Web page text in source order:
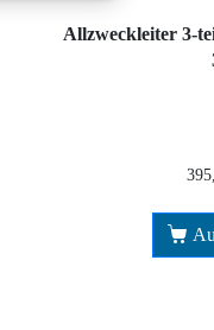
Allzweckleiter 3-